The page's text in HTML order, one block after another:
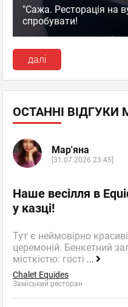
"Сажа. Ресторація на
спробувати!
далі
ОСТАННІ ВІДГУКИ
Мар'яна
[31.07.2026 23:45]
Наше весілля в
у казці!
Тут є неймовірно
церемоній. Бенкетний
місткістю: гості ...
Chalet Equides
Заміський ресторан